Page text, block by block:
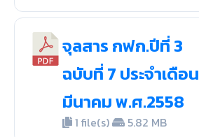
จุลสาร กฟก.ปีที่ 3
ฉบับที่ 7 ประจำเดือน
มีนาคม พ.ศ.2558
1 file(s) 5.82 MB